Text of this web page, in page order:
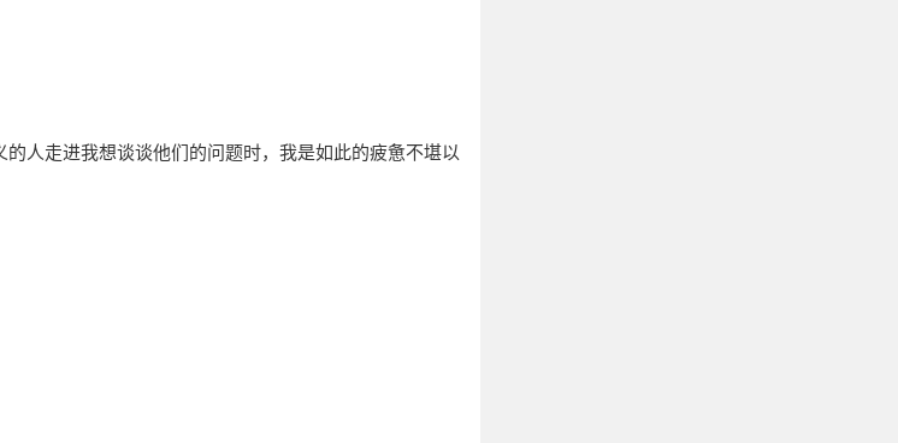
人走进我想谈谈他们的问题时，我是如此的疲惫不堪以